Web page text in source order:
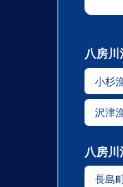
八房川
小杉
沢津
八房
長島